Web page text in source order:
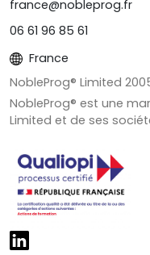
france@nobleprog.fr
06 61 96 85 61
France
NobleProg® Limited
NobleProg® est une
Limited et de ses